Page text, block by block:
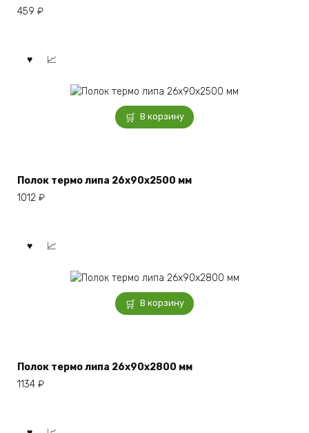
459 ₽
В корзину
Полок термо липа 26x90x2500 мм
1012 ₽
В корзину
Полок термо липа 26x90x2800 мм
1134 ₽